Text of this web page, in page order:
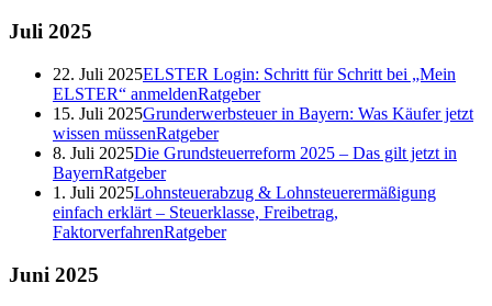
Juli 2025
22. Juli 2025ELSTER Login: Schritt für Schritt bei „Mein
ELSTER“ anmeldenRatgeber
15. Juli 2025Grunderwerbsteuer in Bayern: Was Käufer jetzt
wissen müssenRatgeber
8. Juli 2025Die Grundsteuerreform 2025 – Das gilt jetzt in
BayernRatgeber
1. Juli 2025Lohnsteuerabzug & Lohnsteuerermäßigung
einfach erklärt – Steuerklasse, Freibetrag,
FaktorverfahrenRatgeber
Juni 2025